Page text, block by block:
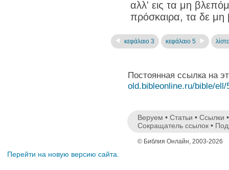
αλλ' εις τα μη
πρόσκαιρα, τα δε μη
κεφάλαιο 3 κεφάλαιο 5
Постоянная ссылка на
old.bibleonline.ru/bible/ell/
Веруем • Статьи • Ссылки
Сокращатель ссылок •
© Библия Онлайн, 2003-2026
Перейти на новую версию сайта.